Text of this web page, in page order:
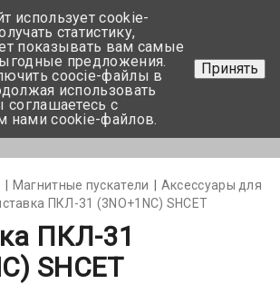
+375 17-350-99-56
+375 44-752-82-08
Задать вопрос
Магнитные пускатели
Аксессуары для
ПКЛ-31 (3NO+1NC) SHCET
ПКЛ-31
SHCET
использует cookie-
статистику,
показывать вам самые
предложения.
coocie-файлы в
использовать
соглашаетесь с
нами cookie-файлов.
Принять